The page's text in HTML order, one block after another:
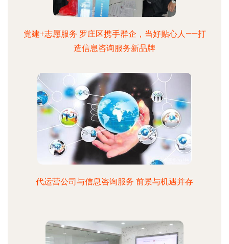
党建+志愿服务 罗庄区携手群企，当好贴心人——打
造信息咨询服务新品牌
代运营公司与信息咨询服务 前景与机遇并存